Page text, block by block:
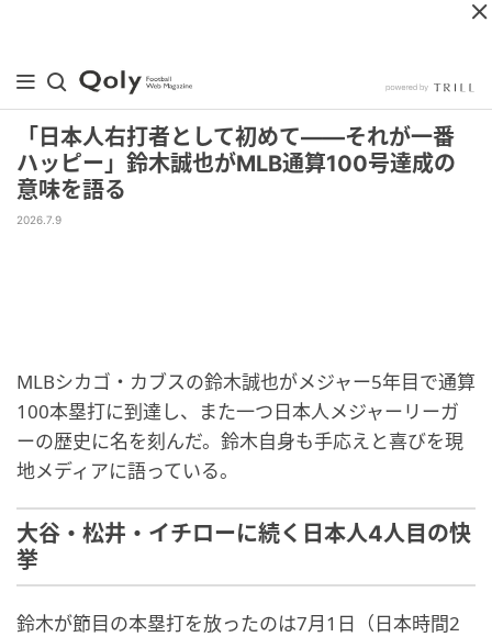
「日本人右打者として初めて——それが一番
ハッピー」鈴木誠也がMLB通算100号達成の
意味を語る
2026.7.9
MLBシカゴ・カブスの鈴木誠也がメジャー5年目で通算
100本塁打に到達し、また一つ日本人メジャーリーガ
ーの歴史に名を刻んだ。鈴木自身も手応えと喜びを現
地メディアに語っている。
大谷・松井・イチローに続く日本人4人目の快
挙
鈴木が節目の本塁打を放ったのは7月1日（日本時間2